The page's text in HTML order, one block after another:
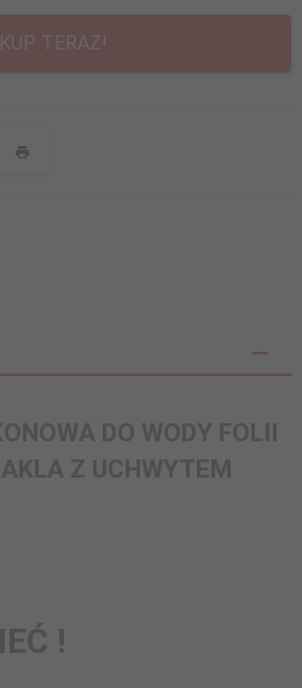
KUP TERAZ!
DO WODY FOLII
Z UCHWYTEM
!